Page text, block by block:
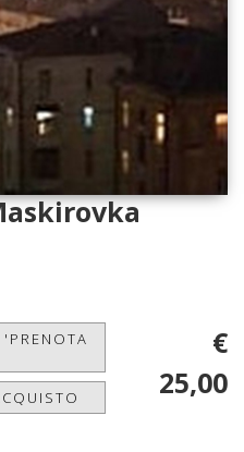
€
25,00